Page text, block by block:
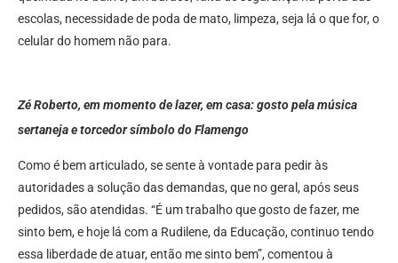
escolas, necessidade de poda de mato, limpeza, seja lá o que for, o
celular do homem não para.
Zé Roberto, em momento de lazer, em casa: gosto pela música
sertaneja e torcedor símbolo do Flamengo
Como é bem articulado, se sente à vontade para pedir às
autoridades a solução das demandas, que no geral, após seus
pedidos, são atendidas. “É um trabalho que gosto de fazer, me
sinto bem, e hoje lá com a Rudilene, da Educação, continuo tendo
essa liberdade de atuar, então me sinto bem”, comentou à